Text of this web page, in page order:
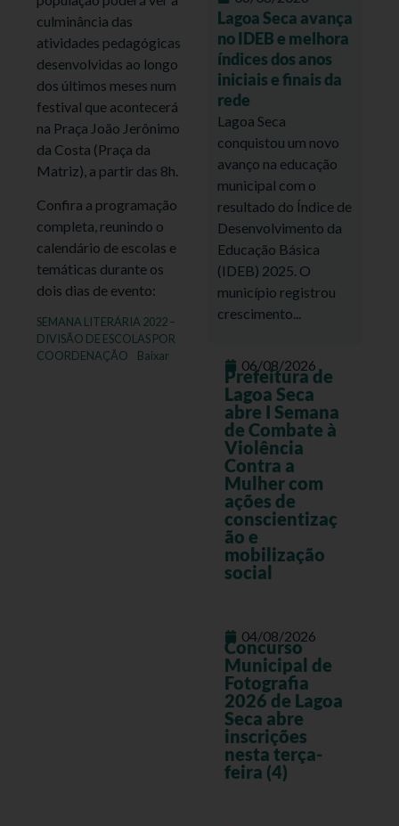
culminância das
atividades pedagógicas
desenvolvidas ao longo
dos últimos meses num
festival que acontecerá
na Praça João Jerônimo
da Costa (Praça da
Matriz), a partir das 8h.
Confira a programação
completa, reunindo o
calendário de escolas e
temáticas durante os
dois dias de evento:
SEMANA LITERÁRIA 2022 –
DIVISÃO DE ESCOLAS POR
COORDENAÇÃO
Baixar
Lagoa Seca avança
no IDEB e melhora
índices dos anos
iniciais e finais da
rede
Lagoa Seca
conquistou um novo
avanço na educação
municipal com o
resultado do Índice de
Desenvolvimento da
Educação Básica
(IDEB) 2025. O
município registrou
crescimento...
06/08/2026
Prefeitura de
Lagoa Seca
abre I Semana
de Combate à
Violência
Contra a
Mulher com
ações de
conscientizaç
ão e
mobilização
social
04/08/2026
Concurso
Municipal de
Fotografia
2026 de Lagoa
Seca abre
inscrições
nesta terça-
feira (4)